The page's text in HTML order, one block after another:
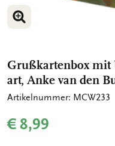
BILD VERGRÖSSERN
BILD VERGRÖSSERN
Grußkartenbox mit
art, Anke van den
Artikelnummer: MCW233
€ 8,99